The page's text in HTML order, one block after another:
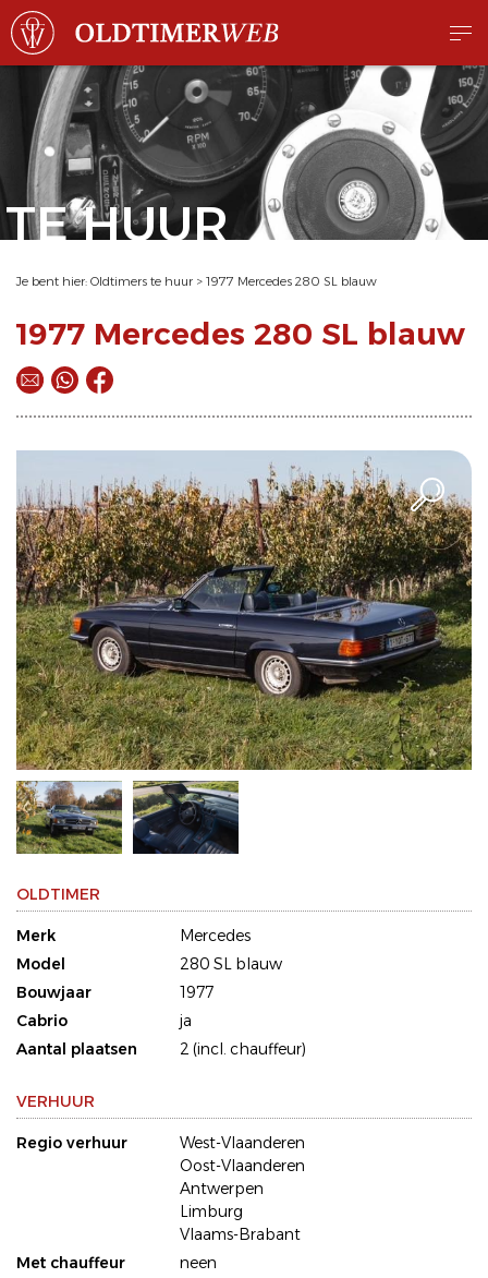
TE HUUR
Je bent hier: Oldtimers te huur > 1977 Mercedes 280 SL blauw
1977 Mercedes 280 SL blauw
OLDTIMER
Merk
Mercedes
Model
280 SL blauw
Bouwjaar
1977
Cabrio
ja
Aantal plaatsen
2 (incl. chauffeur)
VERHUUR
Regio verhuur
West-Vlaanderen
Oost-Vlaanderen
Antwerpen
Limburg
Vlaams-Brabant
Met chauffeur
neen